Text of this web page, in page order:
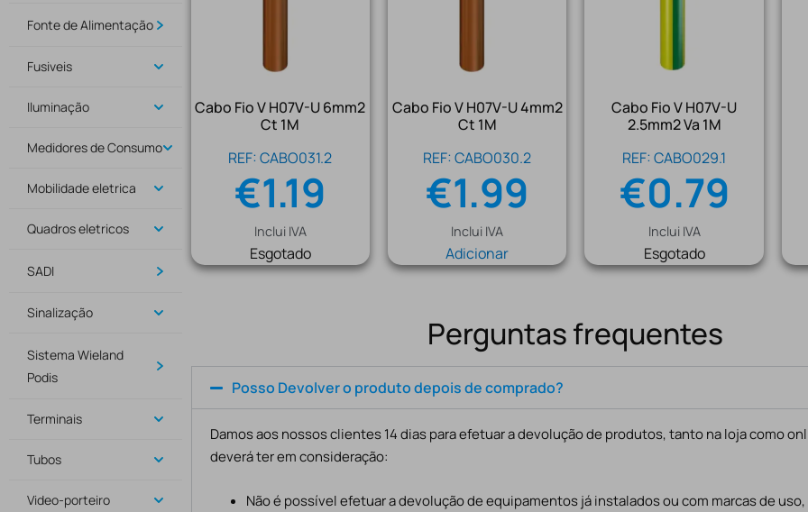
Fonte de Alimentação
Fusiveis
Iluminação
Medidores de Consumo
Mobilidade eletrica
Quadros eletricos
SADI
Sinalização
Sistema Wieland
Podis
Terminais
Tubos
Video-porteiro
Cabo Fio V H07V-U 6mm2
Ct 1M
REF: CABO031.2
€1.19
Inclui IVA
Esgotado
Cabo Fio V H07V-U 4mm2
Ct 1M
REF: CABO030.2
€1.99
Inclui IVA
Adicionar
Cabo Fio V H07V-U
2.5mm2 Va 1M
REF: CABO029.1
€0.79
Inclui IVA
Esgotado
Perguntas frequentes
Posso Devolver o produto depois de comprado?
Damos aos nossos clientes 14 dias para efetuar a devolução de produtos, tanto na loja como
deverá ter em consideração:
Não é possível efetuar a devolução de equipamentos já instalados ou com marcas de